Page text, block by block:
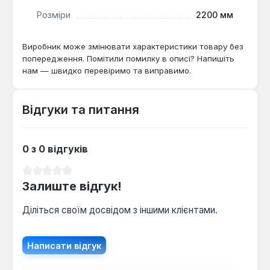
запуску інструменту.
гнучкість та зручність під час роботи.
шпинделя до 8400 об/хв, що робить її ефективною
майстрів, які потребують потужної та
та зачистки.
Розміри 2200 мм
Виробник може змінювати характеристики товару без
попередження. Помітили помилку в описі? Напишіть
нам — швидко перевіримо та виправимо.
Відгуки та питання
0 з 0 відгуків
Залиште відгук!
Діліться своїм досвідом з іншими клієнтами.
Написати відгук